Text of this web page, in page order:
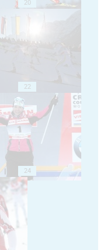
20
22
24